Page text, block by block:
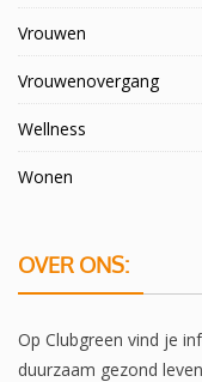
Vrouwen
Vrouwenovergang
Wellness
Wonen
OVER ONS:
Op Clubgreen vind je
duurzaam gezond